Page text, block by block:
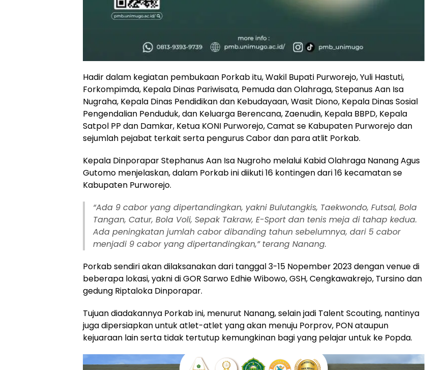
Hadir dalam kegiatan pembukaan Porkab itu, Wakil Bupati Purworejo, Yuli Hastuti,
Forkompimda, Kepala Dinas Pariwisata, Pemuda dan Olahraga, Stepanus Aan Isa
Nugraha, Kepala Dinas Pendidikan dan Kebudayaan, Wasit Diono, Kepala Dinas Sosial
Pengendalian Penduduk, dan Keluarga Berencana, Zaenudin, Kepala BBPD, Kepala
Satpol PP dan Damkar, Ketua KONI Purworejo, Camat se Kabupaten Purworejo dan
sejumlah pejabat terkait serta pengurus Cabor dan para atlit Porkab.
Kepala Dinporapar Stephanus Aan Isa Nugroho melalui Kabid Olahraga Nanang Agus
Gutomo menjelaskan, dalam Porkab ini diikuti 16 kontingen dari 16 kecamatan se
Kabupaten Purworejo.
“Ada 9 cabor yang dipertandingkan, yakni Bulutangkis, Taekwondo, Futsal, Bola
Tangan, Catur, Bola Voli, Sepak Takraw, E-Sport dan tenis meja di tahap kedua.
Ada peningkatan jumlah cabor dibanding tahun sebelumnya, dari 5 cabor
menjadi 9 cabor yang dipertandingkan,” terang Nanang.
Porkab sendiri akan dilaksanakan dari tanggal 3-15 Nopember 2023 dengan venue di
beberapa lokasi, yakni di GOR Sarwo Edhie Wibowo, GSH, Cengkawakrejo, Tursino dan
gedung Riptaloka Dinporapar.
Tujuan diadakannya Porkab ini, menurut Nanang, selain jadi Talent Scouting, nantinya
juga dipersiapkan untuk atlet-atlet yang akan menuju Porprov, PON ataupun
kejuaraan lain serta tidak tertutup kemungkinan bagi yang pelajar untuk ke Popda.